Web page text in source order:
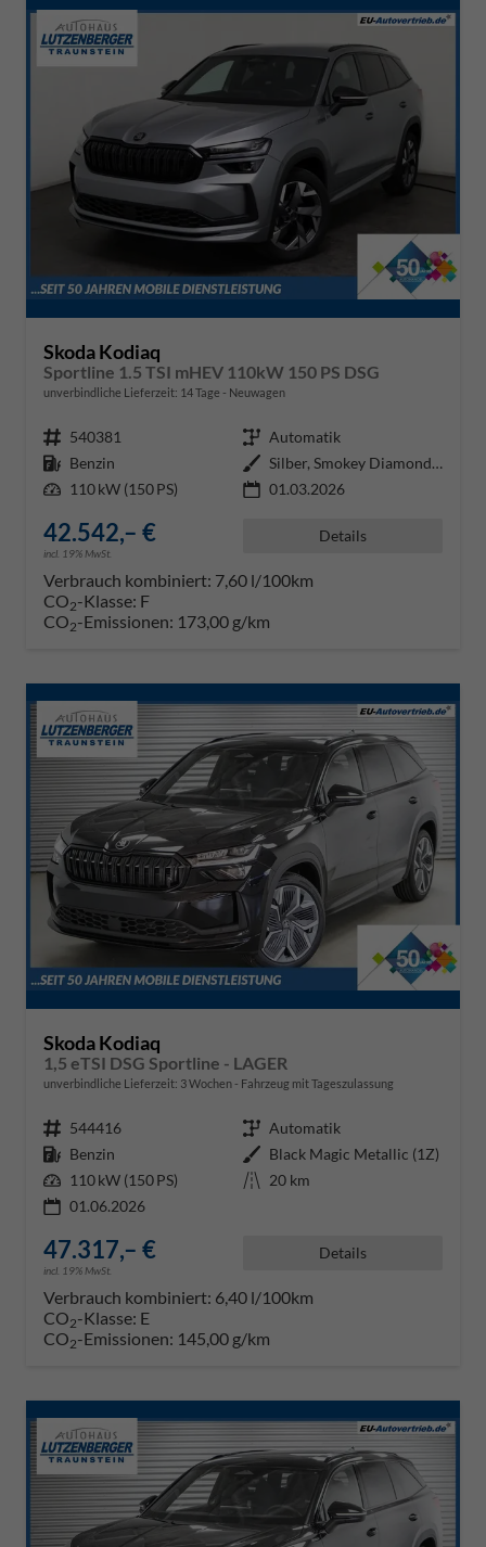
Skoda Kodiaq
Sportline 1.5 TSI mHEV 110kW 150 PS DSG
unverbindliche Lieferzeit: 14 Tage Neuwagen
Fahrzeugnr. 540381 Getriebe Automatik
Kraftstoff Benzin Außenfarbe
Silber, Smokey Diamond-Silber Me
Leistung 110 kW (150 PS) 01.03.2026
42.542,– €
incl. 19% MwSt.
Details
Verbrauch kombiniert: 7,60 l/100km
CO2-Klasse: F
CO2-Emissionen: 173,00 g/km
Skoda Kodiaq
1,5 eTSI DSG Sportline - LAGER
unverbindliche Lieferzeit: 3 Wochen Fahrzeug mit Tageszulassung
Fahrzeugnr. 544416 Getriebe Automatik
Kraftstoff Benzin Außenfarbe Black Magic Metallic (1Z)
Leistung 110 kW (150 PS) Kilometerstand 20 km
01.06.2026
47.317,– €
incl. 19% MwSt.
Details
Verbrauch kombiniert: 6,40 l/100km
CO2-Klasse: E
CO2-Emissionen: 145,00 g/km